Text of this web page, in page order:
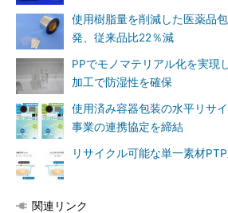
使用樹脂量を削減した医薬品
発、従来品比22％減
PPでモノマテリアル化を実現
加工で防湿性を確保
使用済み容器包装の水平リサ
事業の連携協定を締結
リサイクル可能な単一素材
関連リンク